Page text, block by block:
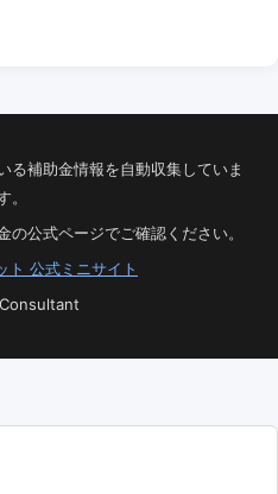
る補助金情報を自動収集していま
。
公式ページでご確認ください。
ト 公式ミニサイト